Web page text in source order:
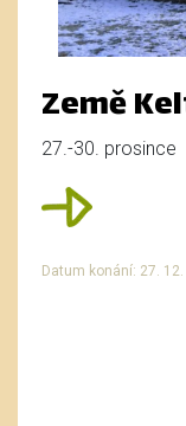
Země
27.-30. prosince
Datum konání: 27.